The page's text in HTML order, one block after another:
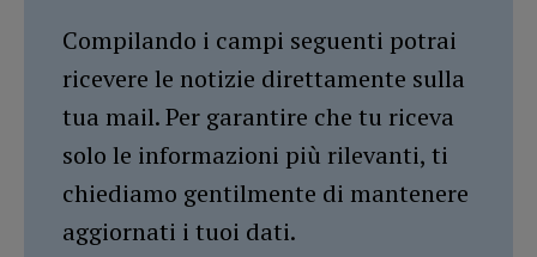
Compilando i campi seguenti potrai
ricevere le notizie direttamente sulla
tua mail. Per garantire che tu riceva
solo le informazioni più rilevanti, ti
chiediamo gentilmente di mantenere
aggiornati i tuoi dati.